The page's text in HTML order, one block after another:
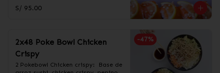
-Acevichado
-Chamo maduro
S/ 95.00
-47%
2x48 Poke Bowl Chicken
Crispy
2 Pokebowl Chicken crispy:  Base de